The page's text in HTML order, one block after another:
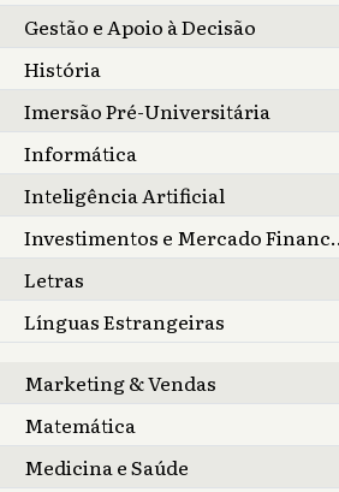
Gestão e Apoio à Decisão
História
Imersão Pré-Universitária
Informática
Inteligência Artificial
Letras
Línguas Estrangeiras
Marketing & Vendas
Matemática
Medicina e Saúde